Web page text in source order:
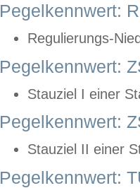
Pegelkennwert:
Regulierungs-
Pegelkennwert:
Stauziel I einer
Pegelkennwert:
Stauziel II einer
Pegelkennwert: